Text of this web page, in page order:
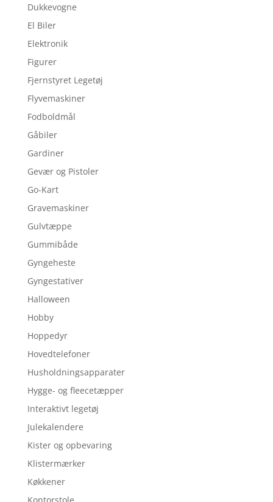
Dukkevogne
El Biler
Elektronik
Figurer
Fjernstyret Legetøj
Flyvemaskiner
Fodboldmål
Gåbiler
Gardiner
Gevær og Pistoler
Go-Kart
Gravemaskiner
Gulvtæppe
Gummibåde
Gyngeheste
Gyngestativer
Halloween
Hobby
Hoppedyr
Hovedtelefoner
Husholdningsapparater
Hygge- og fleecetæpper
Interaktivt legetøj
Julekalendere
Kister og opbevaring
Klistermærker
Køkkener